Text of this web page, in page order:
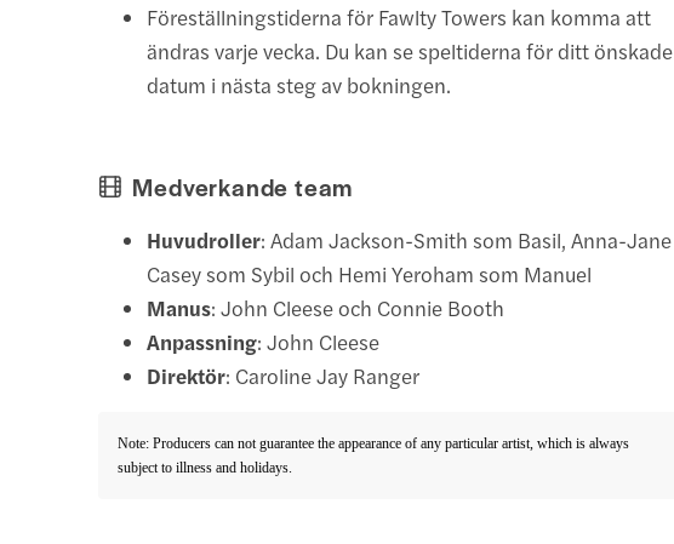
Föreställningstiderna för Fawlty Towers kan komma att
ändras varje vecka. Du kan se speltiderna för ditt önskade
datum i nästa steg av bokningen.
Medverkande team
Huvudroller: Adam Jackson-Smith som Basil, Anna-Jane
Casey som Sybil och Hemi Yeroham som Manuel
Manus: John Cleese och Connie Booth
Anpassning: John Cleese
Direktör: Caroline Jay Ranger
Note: Producers can not guarantee the appearance of any particular artist, which is always
subject to illness and holidays.